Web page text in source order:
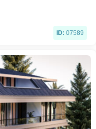
ID: 07589